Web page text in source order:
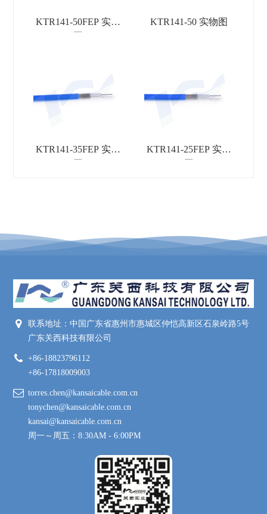
KTR141-50FEP 实物
KTR141-50 实物图
KTR141-35FEP 实物
KTR141-25FEP 实物
联系地址：中国广东省惠州市惠城区仲恺高新区石泉岭路5号
广东关西科技有限公司
+86-18823796112
+86-17818009003
torres.chen@kansaicable.com.cn
tonychen@kansaicable.com.cn
kansai@kansaicable.com.cn
周一～周五：8:30AM - 6:00PM